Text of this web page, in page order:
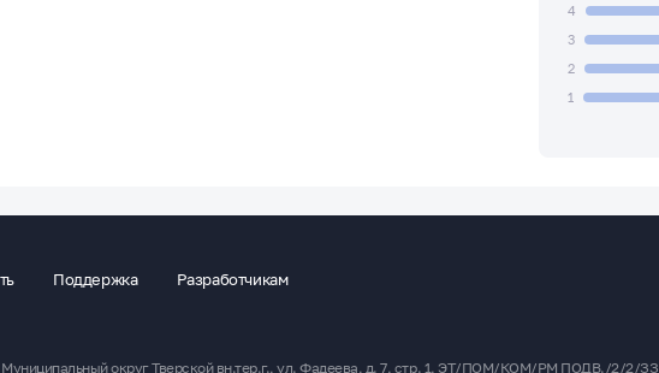
4
3
2
1
Поддержка Разработчикам
Муниципальный округ Тверской вн.тер.г., ул. Фадеева, д. 7, стр. 1, ЭТ/ПОМ/КОМ/РМ ПОДВ./2/2/ЗЗ